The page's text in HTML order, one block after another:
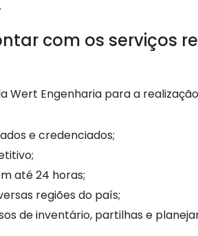
com os serviços
Wert Engenharia para a
e credenciados;
até 24 horas;
regiões do país;
de inventário, partilhas e